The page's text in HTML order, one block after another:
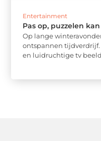
Entertainment
Pas op, puzzelen
Op lange
ontspannen
en luidruchtige tv